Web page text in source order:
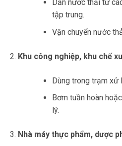
Dẫn nước thải từ
tập trung.
Vận chuyển nước
Khu công nghiệp, khu chế
Dùng trong trạm xử
Bơm tuần hoàn
lý.
Nhà máy thực phẩm, dược